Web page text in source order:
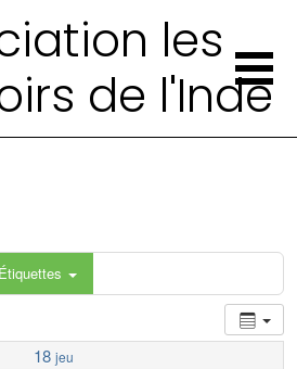
les
de l'Inde
Étiquettes
18 jeu